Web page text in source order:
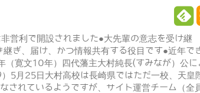
利で開設されました●大先輩の意志を受け継
ぎ、届け、かつ情報共有する役目です●近年で
寛文10年）四代藩主大村純長(すみなが）公に
5月25日大村高校は長崎県ではただ一校、天皇
されているようですが、サイト運営チーム（全